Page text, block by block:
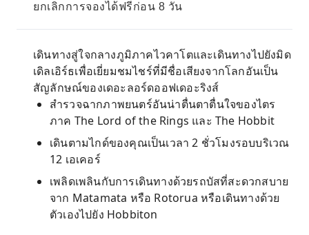
ยกเลิกการจองได้ฟรีก่อน 8 วัน
เดินทางสู่ใจกลางภูมิภาคไวคาโตและเดินทางไปยังมิด
เดิลเอิร์ธเพื่อเยี่ยมชมไชร์ที่มีชื่อเสียงจากโลกอันเป็น
สัญลักษณ์ของเดอะลอร์ดออฟเดอะริงส์
สำรวจฉากภาพยนตร์อันน่าตื่นตาตื่นใจของไตร
ภาค The Lord of the Rings และ The Hobbit
เดินตามไกด์ของคุณเป็นเวลา 2 ชั่วโมงรอบบริเวณ
12 เอเคอร์
เพลิดเพลินกับการเดินทางด้วยรถบัสที่สะดวกสบาย
จาก Matamata หรือ Rotorua หรือเดินทางด้วย
ตัวเองไปยัง Hobbiton